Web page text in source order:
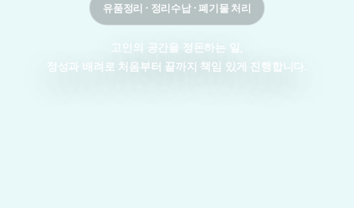
유품정리 · 정리수납 · 폐기물 처리
고인의 공간을 정돈하는 일,
정성과 배려로 처음부터 끝까지 책임 있게 진행합니다.